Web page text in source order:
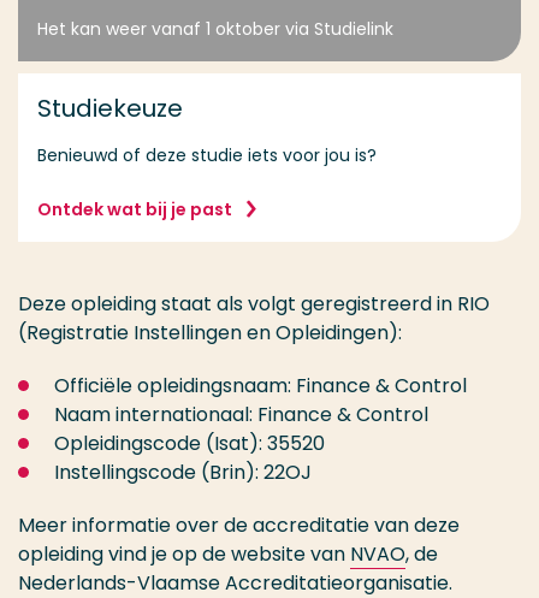
Het kan weer vanaf 1 oktober via Studielink
Studiekeuze
Benieuwd of deze studie iets voor jou is?
Ontdek wat bij je past
Deze opleiding staat als volgt geregistreerd in RIO
(Registratie Instellingen en Opleidingen):
Officiële opleidingsnaam: Finance & Control
Naam internationaal: Finance & Control
Opleidingscode (Isat): 35520
Instellingscode (Brin): 22OJ
Meer informatie over de accreditatie van deze
opleiding vind je op de website van NVAO, de
Nederlands-Vlaamse Accreditatieorganisatie.